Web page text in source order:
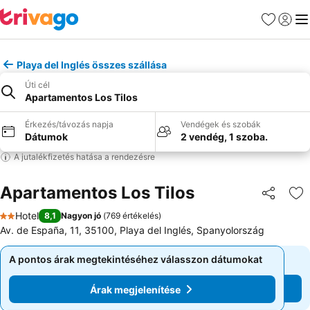
Kedvencek
Playa del Inglés összes szállása
Úti cél
Apartamentos Los Tilos
Érkezés/távozás napja
Dátumok
Vendégek és szobák
2 vendég, 1 szoba.
A jutalékfizetés hatása a rendezésre
Apartamentos Los Tilos
2 Kategória
Hotel 8,1 Nagyon jó (769 értékelés)
Av. de España, 11, 35100, Playa del Inglés, Spanyolország
A pontos árak megtekintéséhez válasszon dátumokat
Árak megjelenítése
A pontos árak megtekintéséhez válasszon dátumokat
Árak megjelenítése